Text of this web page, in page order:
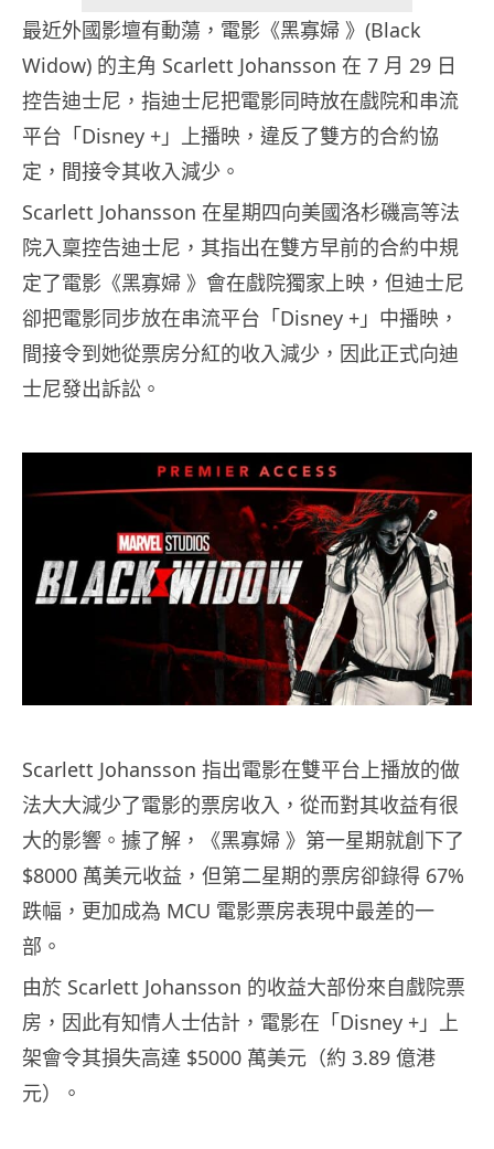
最近外國影壇有動蕩，電影《黑寡婦 》(Black
Widow) 的主角 Scarlett Johansson 在 7 月 29 日
控告迪士尼，指迪士尼把電影同時放在戲院和串流
平台「Disney +」上播映，違反了雙方的合約協
定，間接令其收入減少。
Scarlett Johansson 在星期四向美國洛杉磯高等法
院入稟控告迪士尼，其指出在雙方早前的合約中規
定了電影《黑寡婦 》會在戲院獨家上映，但迪士尼
卻把電影同步放在串流平台「Disney +」中播映，
間接令到她從票房分紅的收入減少，因此正式向迪
士尼發出訴訟。
Scarlett Johansson 指出電影在雙平台上播放的做
法大大減少了電影的票房收入，從而對其收益有很
大的影響。據了解，《黑寡婦 》第一星期就創下了
$8000 萬美元收益，但第二星期的票房卻錄得 67%
跌幅，更加成為 MCU 電影票房表現中最差的一
部。
由於 Scarlett Johansson 的收益大部份來自戲院票
房，因此有知情人士估計，電影在「Disney +」上
架會令其損失高達 $5000 萬美元（約 3.89 億港
元）。